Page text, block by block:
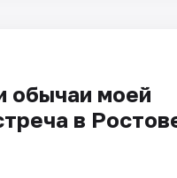
обычаи моей
в